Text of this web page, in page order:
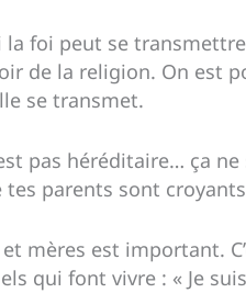
foi peut se
de la religion. On
se transmet.
pas héréditaire… ça
tes parents sont
mères est important.
qui font vivre : « Je